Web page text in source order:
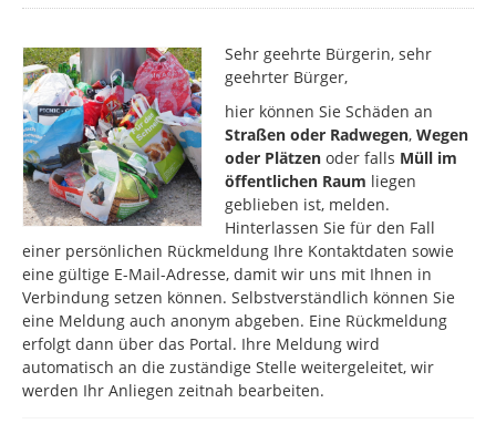
Sehr geehrte Bürgerin, sehr
geehrter Bürger,
hier können Sie Schäden an
Straßen oder Radwegen,Wegen
oder Plätzen oder falls Müll im
öffentlichen Raum liegen
geblieben ist, melden.
Hinterlassen Sie für den Fall
einer persönlichen Rückmeldung Ihre Kontaktdaten sowie
eine gültige E-Mail-Adresse, damit wir uns mit Ihnen in
Verbindung setzen können. Selbstverständlich können Sie
eine Meldung auch anonym abgeben. Eine Rückmeldung
erfolgt dann über das Portal. Ihre Meldung wird
automatisch an die zuständige Stelle weitergeleitet, wir
werden Ihr Anliegen zeitnah bearbeiten.